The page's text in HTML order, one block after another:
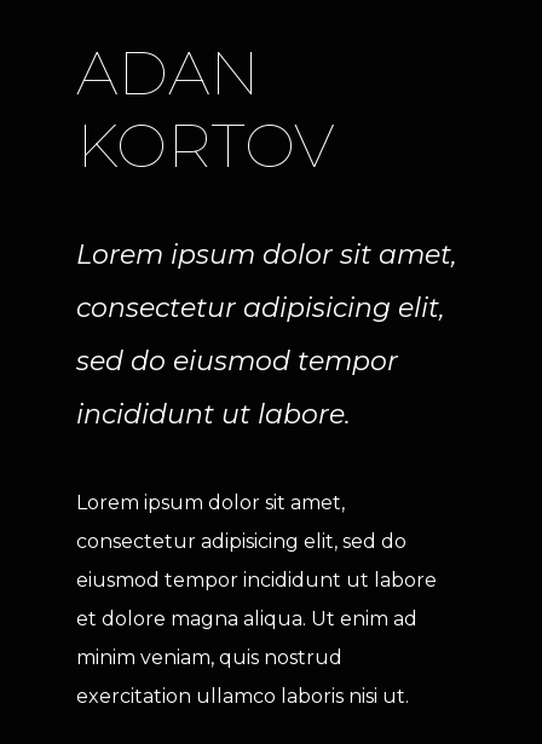
Lorem ipsum dolor sit amet,
consectetur adipisicing elit, sed do
eiusmod tempor incididunt ut labore
et dolore magna aliqua. Ut enim ad
minim veniam, quis nostrud
exercitation ullamco laboris nisi ut.
Lorem ipsum dolor sit amet,
consectetur adipisicing elit,
sed do eiusmod tempor
incididunt ut labore.
ADAN
KORTOV